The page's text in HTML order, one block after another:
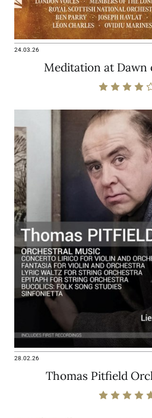
24.03.26
Meditation at Dawn
28.02.26
Thomas Pitfield